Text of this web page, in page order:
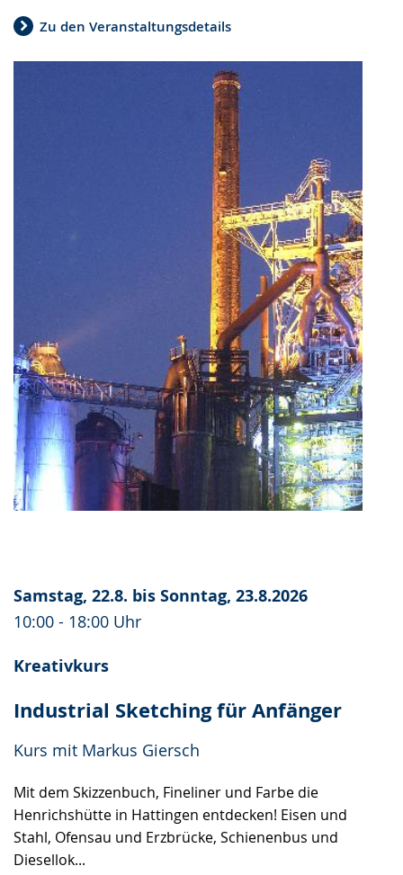
Zu den Veranstaltungsdetails
Samstag, 22.8. bis Sonntag, 23.8.2026
10:00 - 18:00 Uhr
Kreativkurs
Industrial Sketching für Anfänger
Kurs mit Markus Giersch
Mit dem Skizzenbuch, Fineliner und Farbe die
Henrichshütte in Hattingen entdecken! Eisen und
Stahl, Ofensau und Erzbrücke, Schienenbus und
Diesellok...